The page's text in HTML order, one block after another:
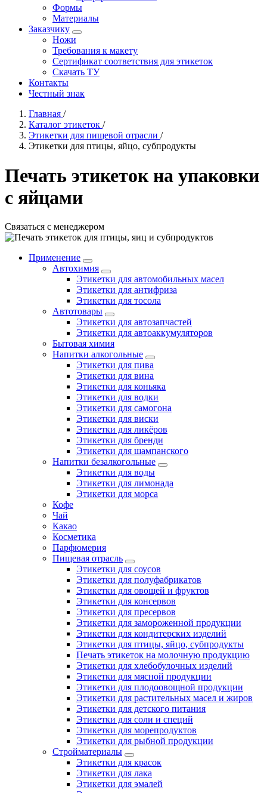
Формы
Материалы
Заказчику
Ножи
Требования к макету
Сертификат соответствия для этикеток
Скачать ТУ
Контакты
Честный знак
Главная /
Каталог этикеток /
Этикетки для пищевой отрасли /
Этикетки для птицы, яйцо, субпродукты
Печать этикеток на упаковки
с яйцами
Связаться с менеджером
Применение
Автохимия
Этикетки для автомобильных масел
Этикетки для антифриза
Этикетки для тосола
Автотовары
Этикетки для автозапчастей
Этикетки для автоаккумуляторов
Бытовая химия
Напитки алкогольные
Этикетки для пива
Этикетки для вина
Этикетки для коньяка
Этикетки для водки
Этикетки для самогона
Этикетки для виски
Этикетки для ликёров
Этикетки для бренди
Этикетки для шампанского
Напитки безалкогольные
Этикетки для воды
Этикетки для лимонада
Этикетки для морса
Кофе
Чай
Какао
Косметика
Парфюмерия
Пищевая отрасль
Этикетки для соусов
Этикетки для полуфабрикатов
Этикетки для овощей и фруктов
Этикетки для консервов
Этикетки для пресервов
Этикетки для замороженной продукции
Этикетки для кондитерских изделий
Этикетки для птицы, яйцо, субпродукты
Печать этикеток на молочную продукцию
Этикетки для хлебобулочных изделий
Этикетки для мясной продукции
Этикетки для плодоовощной продукции
Этикетки для растительных масел и жиров
Этикетки для детского питания
Этикетки для соли и специй
Этикетки для морепродуктов
Этикетки для рыбной продукции
Стройматериалы
Этикетки для красок
Этикетки для лака
Этикетки для эмалей